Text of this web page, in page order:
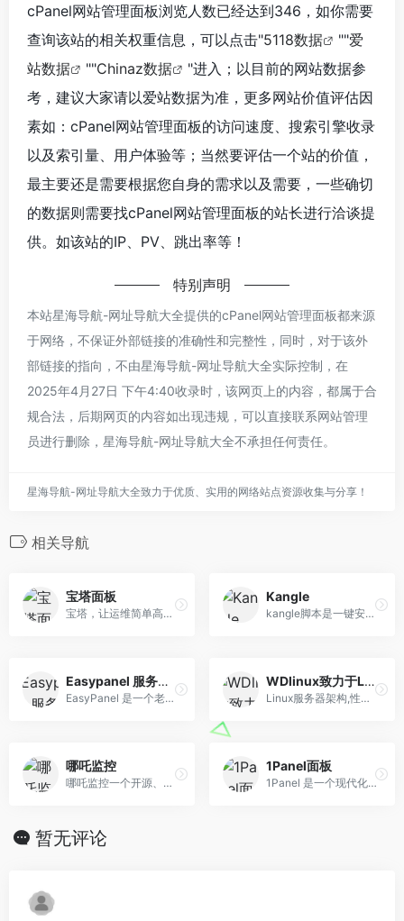
cPanel网站管理面板浏览人数已经达到346，如你需要
查询该站的相关权重信息，可以点击"5118数据 ""爱
站数据
""Chinaz数据
"进入；以目前的网站数据参
考，建议大家请以爱站数据为准，更多网站价值评估因
素如：cPanel网站管理面板的访问速度、搜索引擎收录
以及索引量、用户体验等；当然要评估一个站的价值，
最主要还是需要根据您自身的需求以及需要，一些确切
的数据则需要找cPanel网站管理面板的站长进行洽谈提
供。如该站的IP、PV、跳出率等！
特别声明
本站星海导航-网址导航大全提供的cPanel网站管理面板都来源
于网络，不保证外部链接的准确性和完整性，同时，对于该外
部链接的指向，不由星海导航-网址导航大全实际控制，在
2025年4月27日 下午4:40收录时，该网页上的内容，都属于合
规合法，后期网页的内容如出现违规，可以直接联系网站管理
员进行删除，星海导航-网址导航大全不承担任何责任。
星海导航-网址导航大全致力于优质、实用的网络站点资源收集与分享！
相关导航
宝塔面板
宝塔，让运维简单高效。面板支持Linux与Windows系统。一键配置：LAMP/LNMP、网站、数据库、FTP、SSL，通过Web端轻松管理服务器。
Kangle
kangle脚本是一键安装Kangle+Easypanel+Mysql的集合脚本。脚本本身集成：PHP5.3-7.3、MYSQL5.6。使用方便，功能强大，免费提供kangle 虚拟主机管理销售系统。
Easypanel 服务器面板
EasyPanel 是一个老外开发的面板，使用起来应该也不难。
WDlinux致力于Linux服务器应用
Linux服务器架构,性能优化.免费CDN加速系统,CDN软件,免费智能DNS解析系统,DNS软件,负载均衡,集群分流 wdlinux,wdcp,wdcdn,wddns,cdn,免费CDN系统，多节点CDN,CDN部署，负载均衡LVS，智能DNS，集群分流
哪吒监控
哪吒监控一个开源、轻量的服务器和网站监控、运维工具
1Panel面板
1Panel 是一个现代化、开源的 Linux 服务器运维管理面板。
暂无评论